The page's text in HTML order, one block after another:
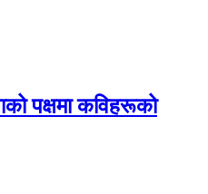
पक्षमा कविहरूको